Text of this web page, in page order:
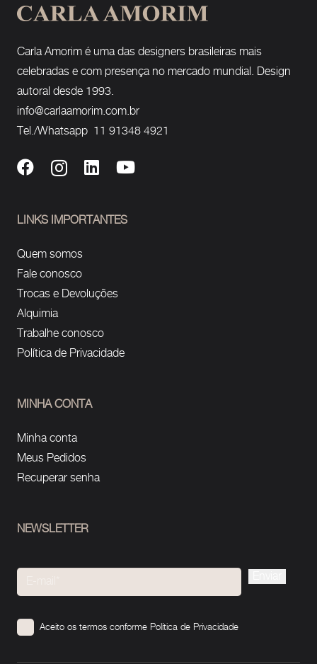
Carla Amorim é uma das designers brasileiras mais
celebradas e com presença no mercado mundial. Design
autoral desde 1993.
info@carlaamorim.com.br
Tel./Whatsapp 11 91348 4921
LINKS IMPORTANTES
Quem somos
Fale conosco
Trocas e Devoluções
Alquimia
Trabalhe conosco
Política de Privacidade
MINHA CONTA
Minha conta
Meus Pedidos
Recuperar senha
NEWSLETTER
Aceito os termos conforme Política de Privacidade